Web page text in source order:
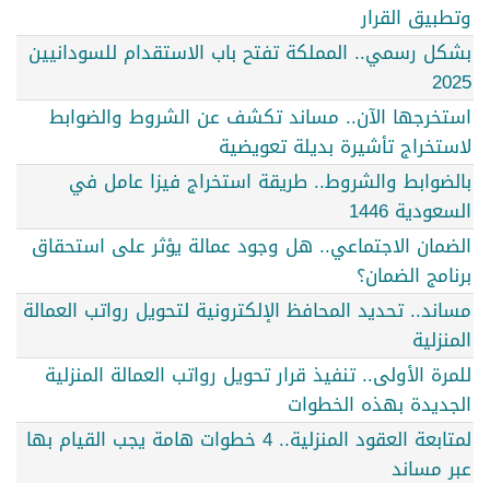
وتطبيق القرار
بشكل رسمي.. المملكة تفتح باب الاستقدام للسودانيين
2025
استخرجها الآن.. مساند تكشف عن الشروط والضوابط
لاستخراج تأشيرة بديلة تعويضية
بالضوابط والشروط.. طريقة استخراج فيزا عامل في
السعودية 1446
الضمان الاجتماعي.. هل وجود عمالة يؤثر على استحقاق
برنامج الضمان؟
مساند.. تحديد المحافظ الإلكترونية لتحويل رواتب العمالة
المنزلية
للمرة الأولى.. تنفيذ قرار تحويل رواتب العمالة المنزلية
الجديدة بهذه الخطوات
لمتابعة العقود المنزلية.. 4 خطوات هامة يجب القيام بها
عبر مساند